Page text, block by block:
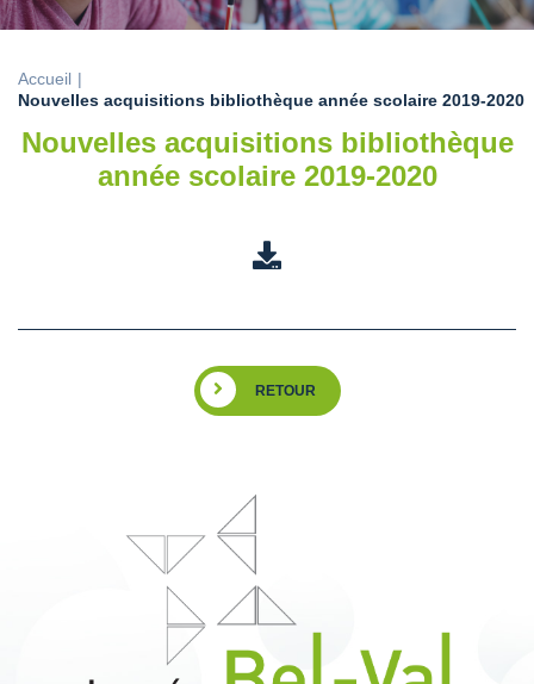
Accueil
Nouvelles acquisitions bibliothèque année scolaire 2019-2020
Nouvelles acquisitions bibliothèque
année scolaire 2019-2020
RETOUR